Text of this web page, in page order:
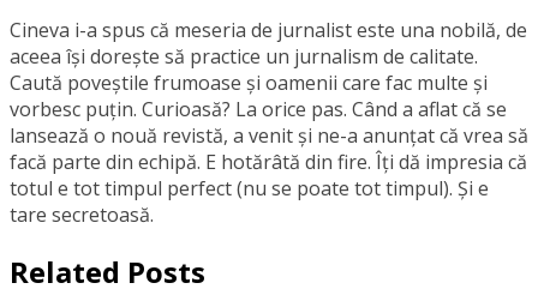
Cineva i-a spus că meseria de jurnalist este una nobilă, de
aceea își dorește să practice un jurnalism de calitate.
Caută poveștile frumoase și oamenii care fac multe și
vorbesc puțin. Curioasă? La orice pas. Când a aflat că se
lansează o nouă revistă, a venit și ne-a anunțat că vrea să
facă parte din echipă. E hotărâtă din fire. Îți dă impresia că
totul e tot timpul perfect (nu se poate tot timpul). Și e
tare secretoasă.
Related Posts